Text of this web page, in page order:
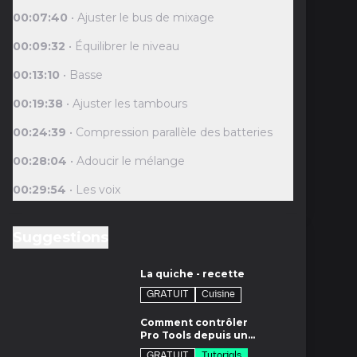
00:07:40 • Ajuster le bus de mixage
00:09:32 • Équilibrer le niveau
00:13:10 • Basse
00:19:38 • Ajuster les tambours
00:24:39 • Compression parallèle des batteries
00:28:04 • Adoucir le mélange
00:29:54 • Les voix
00:48:54• Clés
• Réverbération synthétique
• Revisiter la voix principale
La quiche - recette
GRATUIT
Cuisine
Comment contrôler
Pro Tools depuis un
iPad